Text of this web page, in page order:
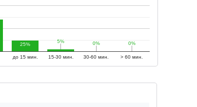
до 15 мин. 15-30 мин. 30-60 мин. > 60 мин.
25%
5%
5% 0%
0% 0%
0%